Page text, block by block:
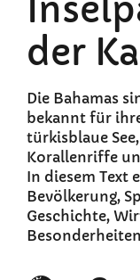
der
Die Bahamas
bekannt für
türkisblaue
Korallenriffe
In diesem Text
Bevölkerung,
Geschichte,